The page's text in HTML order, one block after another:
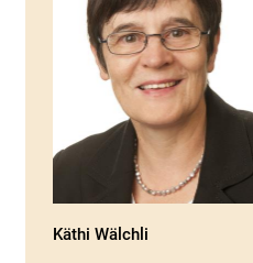
Käthi Wälchli